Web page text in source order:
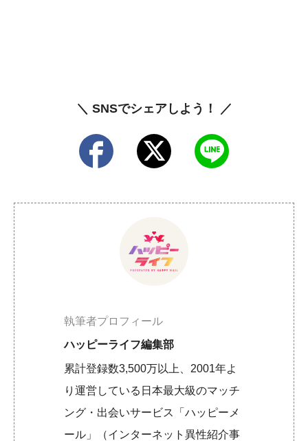
＼ SNSでシェアしよう！ ／
執筆者プロフィール
ハッピーライフ編集部
累計登録数3,500万以上、2001年よ
り運営している日本最大級のマッチ
ング・出会いサービス「ハッピーメ
ール」（インターネット異性紹介事